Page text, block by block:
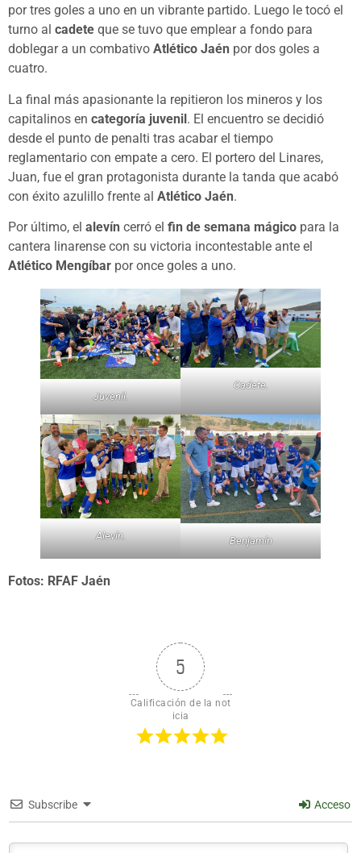
por tres goles a uno en un vibrante partido. Luego le tocó el
turno al cadete que se tuvo que emplear a fondo para
doblegar a un combativo Atlético Jaén por dos goles a
cuatro.
La final más apasionante la repitieron los mineros y los
capitalinos en categoría juvenil. El encuentro se decidió
desde el punto de penalti tras acabar el tiempo
reglamentario con empate a cero. El portero del Linares,
Juan, fue el gran protagonista durante la tanda que acabó
con éxito azulillo frente al Atlético Jaén.
Por último, el alevín cerró el fin de semana mágico para la
cantera linarense con su victoria incontestable ante el
Atlético Mengíbar por once goles a uno.
Juvenil.
Cadete.
Alevín. Benjamín
Fotos: RFAF Jaén
5
Calificación de la not
icia
Subscribe Acceso